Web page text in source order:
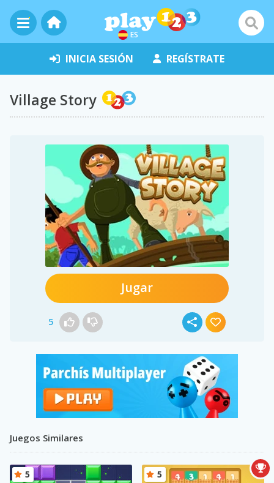
ES
INICIA SESIÓN REGÍSTRATE
Village Story
Jugar
5
Juegos Similares
5 5